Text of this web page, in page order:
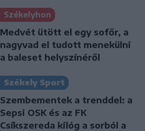
Székelyhon
Medvét ütött el egy sofőr, a
nagyvad el tudott menekülni
a baleset helyszínéről
Székely Sport
Szembementek a trenddel: a
Sepsi OSK és az FK
Csíkszereda kilóg a sorból a